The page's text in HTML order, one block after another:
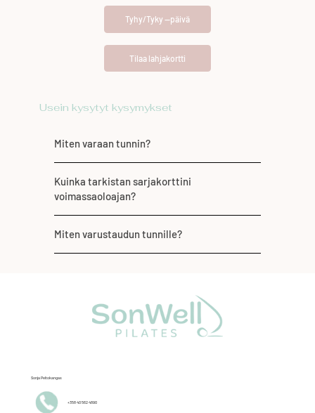
Tyhy/Tyky --päivä
Tilaa lahjakortti
Usein kysytyt kysymykset
Miten varaan tunnin?
Kuinka tarkistan sarjakorttini
voimassaoloajan?
Miten varustaudun tunnille?
Sonja Peltokangas
+358 40 562 4890